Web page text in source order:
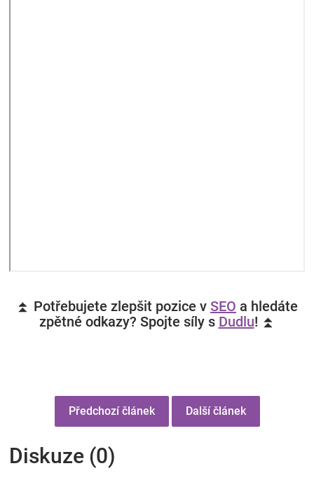
⏫ Potřebujete zlepšit pozice v SEO a hledáte
zpětné odkazy? Spojte síly s Dudlu! ⏫
Předchozí článek Další článek
Diskuze (0)